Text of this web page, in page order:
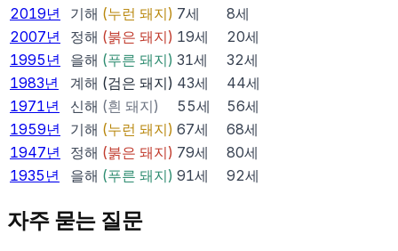
2019년 기해 (누런 돼지) 7세 8세
2007년 정해 (붉은 돼지) 19세 20세
1995 년 을해 (푸른 돼지) 31세 32세
1983년 계해 (검은 돼지) 43세 44세
1971년 신해 (흰 돼지) 55세 56세
1959년 기해 (누런 돼지) 67세 68세
1947년 정해 (붉은 돼지) 79세 80세
1935 년 을해 (푸른 돼지) 91세 92세
자주 묻는 질문